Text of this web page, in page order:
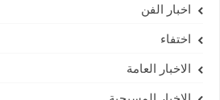
اخبار الفن
اختفاء
الاخبار العامة